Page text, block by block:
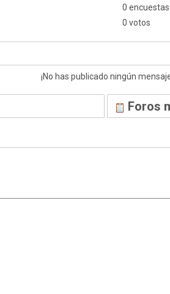
0 encuestas
0 votos
¡No has publicado ningún
Foros